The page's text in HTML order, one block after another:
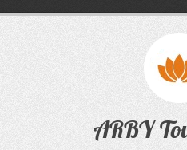
ARBY